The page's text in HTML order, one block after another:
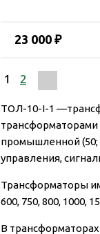
23 000 ₽
1 2
ТОЛ-10-I-1
промышленной (50;
управления,
Трансформаторы
600, 750, 800, 1000,
В